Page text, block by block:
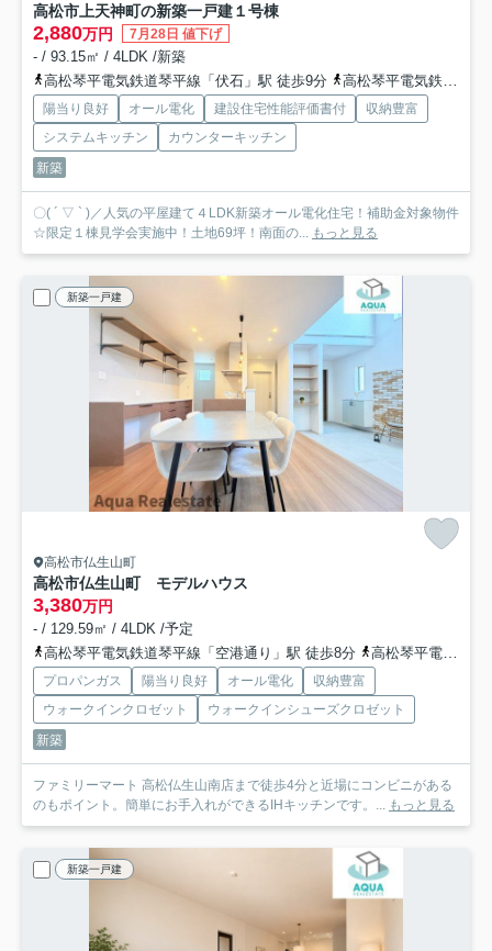
高松市上天神町の新築一戸建１号棟
2,880万円 7月28日 値下げ
- / 93.15㎡ / 4LDK /新築
高松琴平電気鉄道琴平線「伏石」駅 徒歩9分
高松琴平電気鉄道琴平線「三条」駅 徒歩18分
陽当り良好 オール電化 建設住宅性能評価書付
収納豊富
システムキッチン
カウンターキッチン
新築
〇( ´ ▽ ` )／人気の平屋建て４LDK新築オール電化住宅！補助金対象物件
☆限定１棟見学会実施中！土地69坪！南面の...
もっと見る
新築一戸建
高松市仏生山町
高松市仏生山町 モデルハウス
3,380万円
- / 129.59㎡ / 4LDK /予定
高松琴平電気鉄道琴平線「空港通り」駅 徒歩8分
高松琴平電気鉄道琴平線「一宮」駅 徒歩18分
プロパンガス 陽当り良好 オール電化
収納豊富
ウォークインクロゼット
ウォークインシューズクロゼット
新築
ファミリーマート 高松仏生山南店まで徒歩4分と近場にコンビニがある
のもポイント。簡単にお手入れができるIHキッチンです。...
もっと見る
新築一戸建